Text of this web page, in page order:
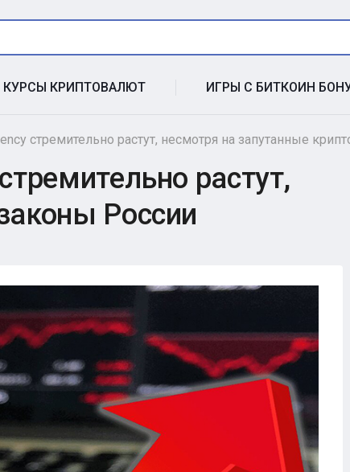
КУРСЫ КРИПТОВАЛЮТ ИГРЫ С БИТКОИН
стремительно растут, несмотря на запутанные
растут,
России